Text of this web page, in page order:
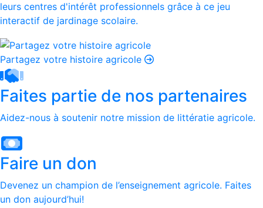
leurs centres d'intérêt professionnels grâce à ce jeu
interactif de jardinage scolaire.
Partagez votre histoire agricole
Faites partie de nos partenaires
Aidez-nous à soutenir notre mission de littératie agricole.
Faire un don
Devenez un champion de l’enseignement agricole. Faites
un don aujourd’hui!